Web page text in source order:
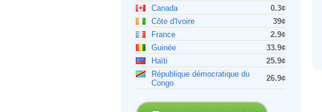
Canada
0.3¢
Côte d'Ivoire
39¢
France
2.9¢
Guinée
33.9¢
Haïti
25.9¢
République démocratique du
Congo
26.9¢